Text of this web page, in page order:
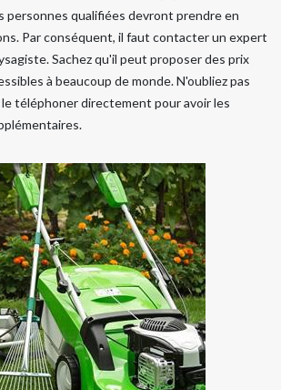
personnes qualifiées devront prendre en
Par conséquent, il faut contacter un expert
Sachez qu'il peut proposer des prix
à beaucoup de monde. N'oubliez pas
téléphoner directement pour avoir les